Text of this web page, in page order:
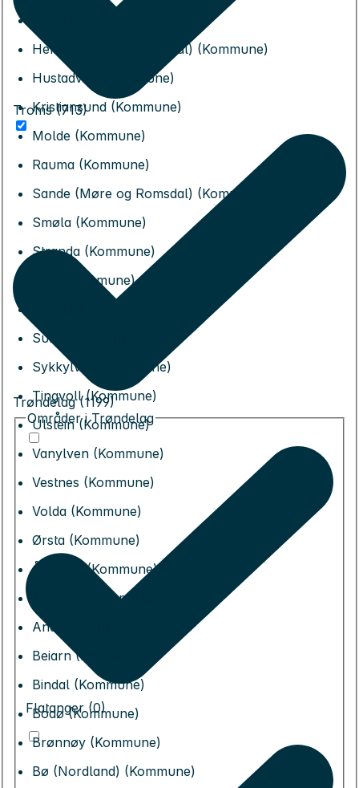
Herøy (Møre og Romsdal) (Kommune)
Hustadvika (Kommune)
Kristiansund (Kommune)
Molde (Kommune)
Rauma (Kommune)
Sande (Møre og Romsdal) (Kommune)
Smøla (Kommune)
Stranda (Kommune)
Sula (Kommune)
Surnadal (Kommune)
Sykkylven (Kommune)
Tingvoll (Kommune)
Ulstein (Kommune)
Vanylven (Kommune)
Vestnes (Kommune)
Volda (Kommune)
Ørsta (Kommune)
Ålesund (Kommune)
Alstahaug (Kommune)
Andøy (Kommune)
Beiarn (Kommune)
Bindal (Kommune)
Bodø (Kommune)
Brønnøy (Kommune)
Bø (Nordland) (Kommune)
Troms (713)
Trøndelag (1199)
Områder i Trøndelag
Flatanger (0)